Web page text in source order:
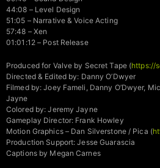
44:08 – Level Design
51:05 – Narrative & Voice Acting
57:48 – Xen
01:01:12 – Post Release
Produced for Valve by Secret Tape (https://
Directed & Edited by: Danny O’Dwyer
Filmed by: Joey Fameli, Danny O’Dwyer,
Jayne
Colored by: Jeremy Jayne
Gameplay Director: Frank Howley
Motion Graphics – Dan Silverstone / Pica (
Production Support: Jesse Guarascia
Captions by Megan Carnes